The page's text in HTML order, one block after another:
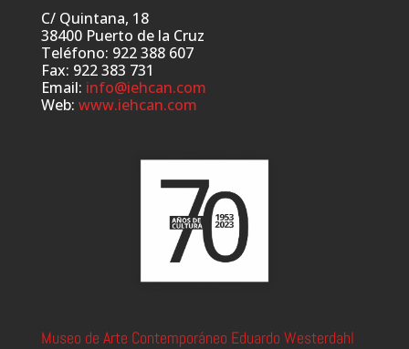
C/ Quintana, 18
38400 Puerto de la Cruz
Teléfono: 922 388 607
Fax: 922 383 731
Email: info@iehcan.com
Web: www.iehcan.com
Museo de Arte Contemporáneo Eduardo Westerdahl